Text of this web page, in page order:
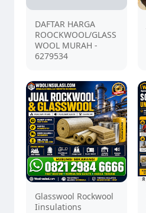
DAFTAR HARGA
ROOCKWOOL/GLASS
WOOL MURAH -
6279534
Glasswool Rockwool
Iinsulations